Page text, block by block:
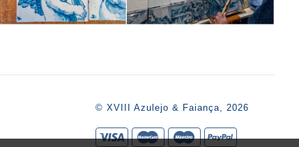
© XVIII Azulejo & Faiança, 2026